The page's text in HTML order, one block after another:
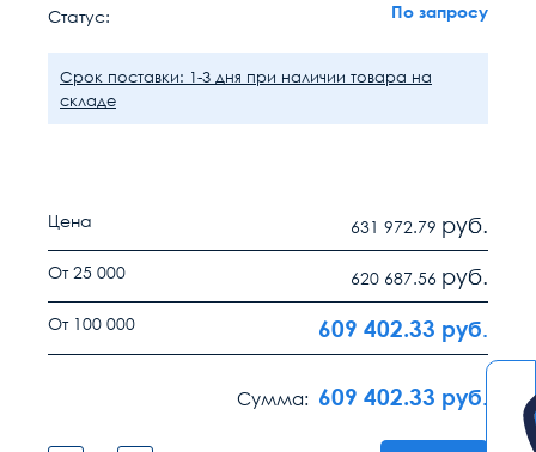
Статус:
По запросу
Срок поставки: 1-3 дня при наличии товара на
складе
Цена 631 972.79 руб.
От 25 000 620 687.56 руб.
От 100 000 609 402.33 руб.
Сумма: 609 402.33 руб.